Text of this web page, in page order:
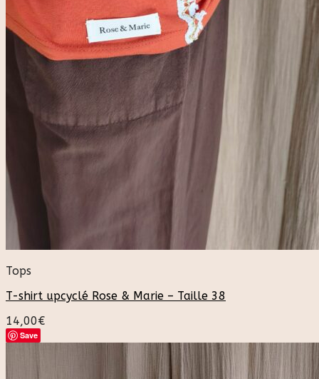
Tops
T-shirt upcyclé Rose & Marie – Taille 38
14,00€
Save